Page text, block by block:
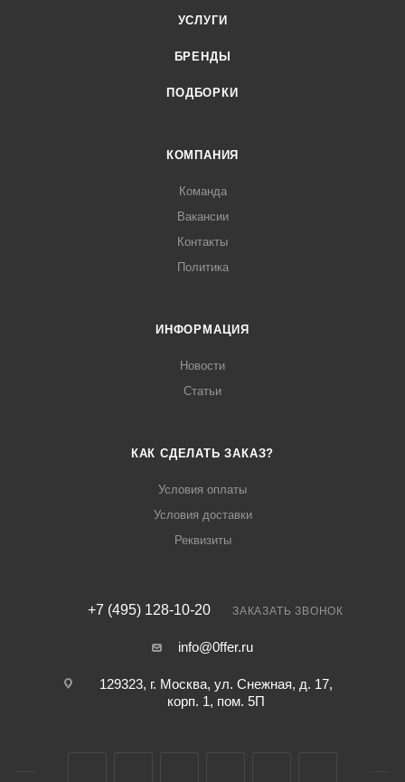
УСЛУГИ
БРЕНДЫ
ПОДБОРКИ
КОМПАНИЯ
Команда
Вакансии
Контакты
Политика
ИНФОРМАЦИЯ
Новости
Статьи
КАК СДЕЛАТЬ ЗАКАЗ?
Условия оплаты
Условия доставки
Реквизиты
+7 (495) 128-10-20 ЗАКАЗАТЬ ЗВОНОК
info@0ffer.ru
129323, г. Москва, ул. Снежная, д. 17,
корп. 1, пом. 5П